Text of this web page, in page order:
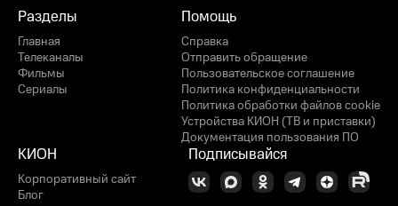
Разделы
Главная
Телеканалы
Фильмы
Сериалы
Помощь
Справка
Отправить обращение
Пользовательское соглашение
Политика конфиденциальности
Политика обработки файлов cookie
Устройства КИОН (ТВ и приставки)
Документация пользования ПО
КИОН
Корпоративный сайт
Блог
Подписывайся